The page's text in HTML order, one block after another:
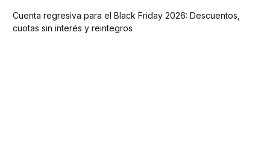
Cuenta regresiva para el Black Friday 2026: Descuentos,
cuotas sin interés y reintegros